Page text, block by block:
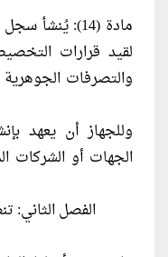
مادة (14):
لقيد قرارات
والتصرفات الجوهرية
وللجهاز أن يعهد
الجهات أو
الفصل الثاني: